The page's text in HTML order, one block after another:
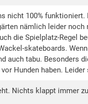
nicht 100%
nämlich leider
die Spielplatz-Regel
skateboards.
tabu. Besonders
Hunden haben.
Nichts klappt immer